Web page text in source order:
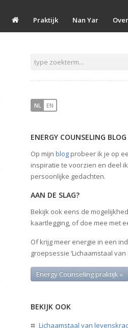
Praktijk Nan Yar Over
NL EN
ENERGY COUNSELING BLOG
Op mijn blog probeer ik je op
inspiratie te voorzien en deel
persoonlijke gedachten.
AAN DE SLAG?
Bekijk ook eens de
kaartlegging, of doe mee met
Of krijg meer energie in een
groepsessie ‘Lichaamstaal van
Energy Counseling praktijk »
BEKIJK OOK
Lichaamstaal van